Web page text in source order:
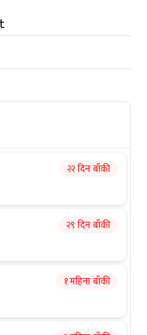
२२ दिन बाँकी
२९ दिन बाँकी
१ महिना बाँकी